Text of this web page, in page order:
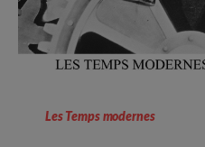
Les Temps modernes